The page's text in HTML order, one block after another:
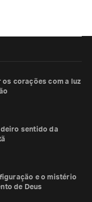
os corações com a luz
sentido da
e o mistério
de Deus